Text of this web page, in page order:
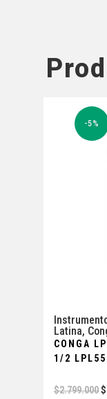
-5%
Latina,
CONGA
1/2
$2.799.000$